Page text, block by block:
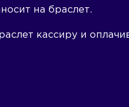
на браслет.
кассиру и